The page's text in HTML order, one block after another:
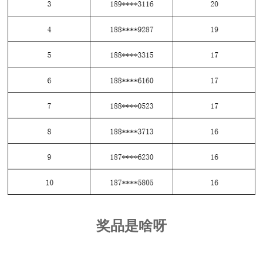
奖品是啥呀